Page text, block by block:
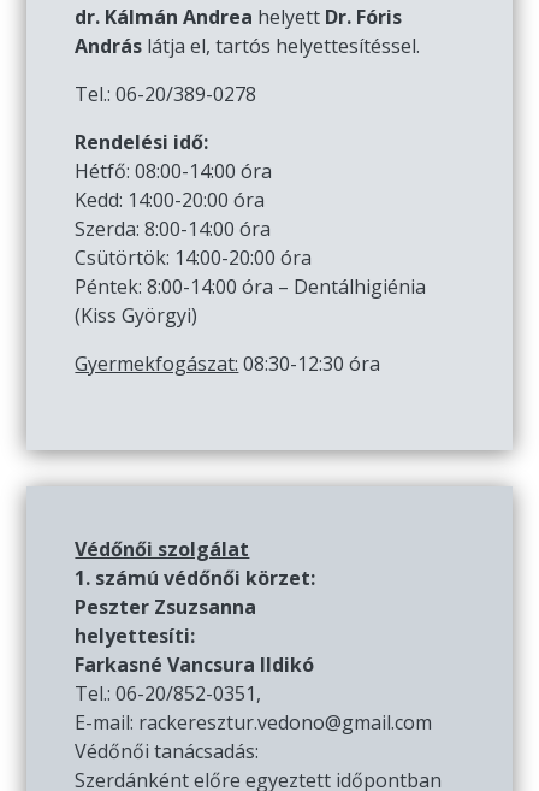
dr. Kálmán Andrea helyett Dr. Fóris
András látja el, tartós helyettesítéssel.
Tel.: 06-20/389-0278
Rendelési idő:
Hétfő: 08:00-14:00 óra
Kedd: 14:00-20:00 óra
Szerda: 8:00-14:00 óra
Csütörtök: 14:00-20:00 óra
Péntek: 8:00-14:00 óra – Dentálhigiénia
(Kiss Györgyi)
Gyermekfogászat: 08:30-12:30 óra
Védőnői szolgálat
1. számú védőnői körzet:
Peszter Zsuzsanna
helyettesíti:
Farkasné Vancsura Ildikó
Tel.: 06-20/852-0351,
E-mail: rackeresztur.vedono@gmail.com
Védőnői tanácsadás:
Szerdánként előre egyeztett időpontban